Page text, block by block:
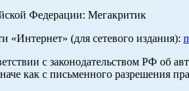
Федерации: Мегакритик
(для сетевого издания):
с законодательством РФ
как с письменного разрешения